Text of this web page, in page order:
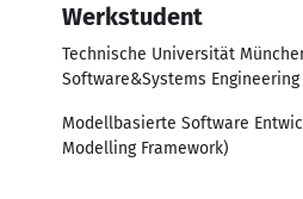
Werkstudent
Technische Universität
Software&Systems Engineering
Modellbasierte Software
Modelling Framework)